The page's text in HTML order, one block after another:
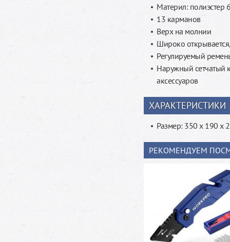
Материл: полиэстер
13 карманов
Верх на молнии
Широко
Регулируемый
Наружный сетчатый
аксессуаров
ХАРАКТЕРИСТИКИ
Размер: 350 х 190 х
РЕКОМЕНДУЕМ